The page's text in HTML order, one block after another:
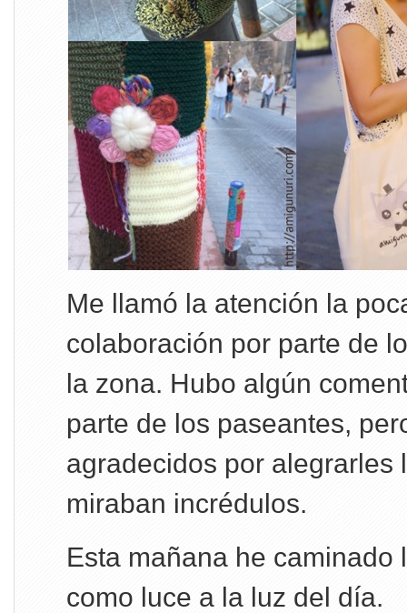
Me llamó la atención la
colaboración por parte de
la zona. Hubo algún
parte de los paseantes,
agradecidos por alegrarles
miraban incrédulos.
Esta mañana he caminado
como luce a la luz del día.